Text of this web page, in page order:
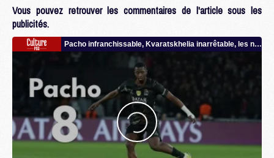
Vous pouvez retrouver les commentaires de l'article sous les
publicités.